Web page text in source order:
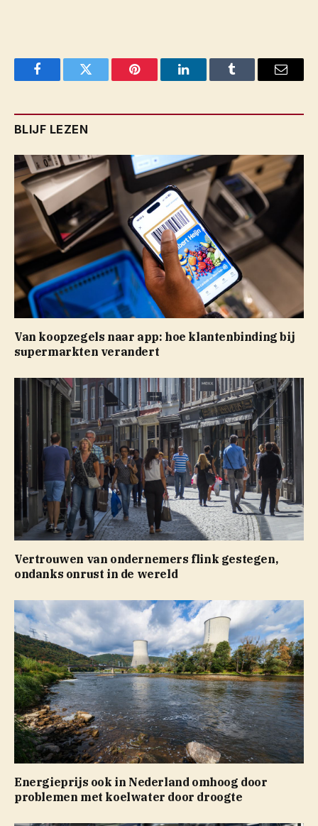
FacebookTwitter Pinterest LinkedInTumblr Email
BLIJF LEZEN
Van koopzegels naar app: hoe klantenbinding bij
supermarkten verandert
Vertrouwen van ondernemers flink gestegen,
ondanks onrust in de wereld
Energieprijs ook in Nederland omhoog door
problemen met koelwater door droogte